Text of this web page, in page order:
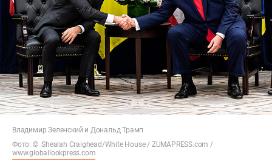
Владимир Зеленский и Дональд Трамп
Фото: © Shealah Craighead/White House / ZUMAPRESS.com /
www.globallookpress.com